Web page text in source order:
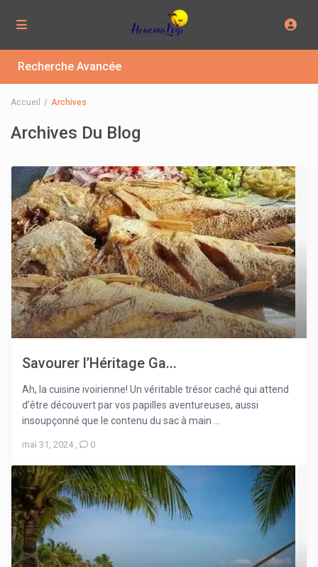
Recherche Avancée
Accueil Archives
Archives Du Blog
Savourer l’Héritage Ga...
Ah, la cuisine ivoirienne! Un véritable trésor caché qui attend
d’être découvert par vos papilles aventureuses, aussi
insoupçonné que le contenu du sac à main ...
mai 31, 2024, 0